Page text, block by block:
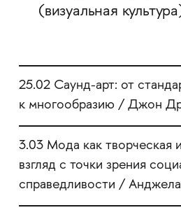
(визуальная
25.02 Саунд-арт: от
к многообразию / Джон
3.03 Мода как творческая
взгляд с точки зрения
справедливости /